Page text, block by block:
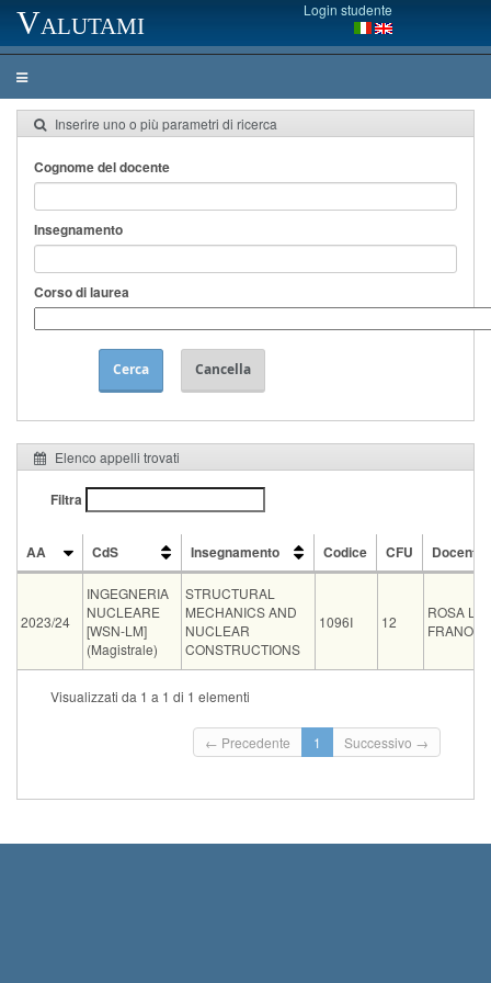
Valutami Login studente
Inserire uno o più parametri di ricerca
Cognome del docente
Insegnamento
Corso di laurea
Cerca Cancella
Elenco appelli trovati
Filtra
AA CdS Insegnamento Codice CFU
Docente
2023/24
INGEGNERIA
NUCLEARE
[WSN-LM]
(Magistrale)
STRUCTURAL
MECHANICS AND
NUCLEAR
CONSTRUCTIONS
1096I 12
ROSA LO
FRANO
Tipo Data e ora Sede Iscritti
Termine iscrizioni: 14-
Visualizzati da 1 a 1 di 1 elementi
← Precedente 1 Successivo →